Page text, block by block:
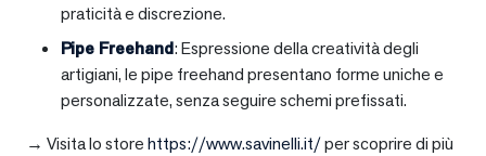
praticità e discrezione.
Pipe Freehand: Espressione della creatività degli
artigiani, le pipe freehand presentano forme uniche e
personalizzate, senza seguire schemi prefissati.
→ Visita lo storehttps://www.savinelli.it/per scoprire di più